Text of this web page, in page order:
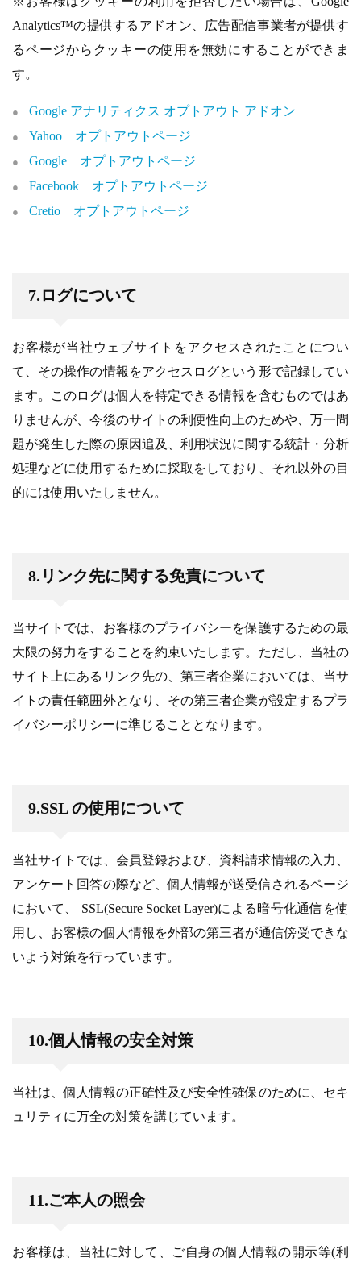
Analytics™の提供するアドオン、広告配信事業者が提供す
るページからクッキーの使用を無効にすることができま
す。
Google アナリティクス オプトアウト アドオン
Yahoo オプトアウトページ
Google オプトアウトページ
Facebook オプトアウトページ
Cretio オプトアウトページ
7.ログについて
お客様が当社ウェブサイトをアクセスされたことについ
て、その操作の情報をアクセスログという形で記録してい
ます。このログは個人を特定できる情報を含むものではあ
りませんが、今後のサイトの利便性向上のためや、万一問
題が発生した際の原因追及、利用状況に関する統計・分析
処理などに使用するために採取をしており、それ以外の目
的には使用いたしません。
8.リンク先に関する免責について
当サイトでは、お客様のプライバシーを保護するための最
大限の努力をすることを約束いたします。ただし、当社の
サイト上にあるリンク先の、第三者企業においては、当サ
イトの責任範囲外となり、その第三者企業が設定するプラ
イバシーポリシーに準じることとなります。
9.SSL の使用について
当社サイトでは、会員登録および、資料請求情報の入力、
アンケート回答の際など、個人情報が送受信されるページ
において、 SSL(Secure Socket Layer)による暗号化通信を使
用し、お客様の個人情報を外部の第三者が通信傍受できな
いよう対策を行っています。
10.個人情報の安全対策
当社は、個人情報の正確性及び安全性確保のために、セキ
ュリティに万全の対策を講じています。
11.ご本人の照会
お客様は、当社に対して、ご自身の個人情報の開示等(利